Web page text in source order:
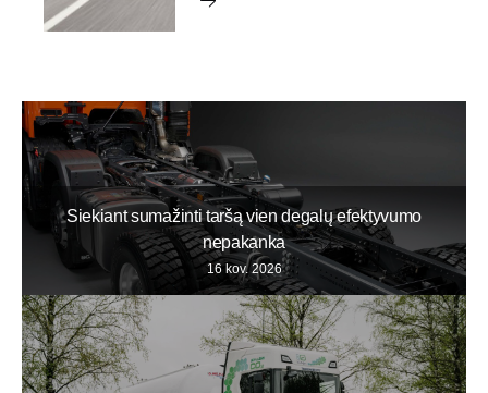
Siekiant sumažinti taršą vien degalų efektyvumo
nepakanka
16 kov. 2026